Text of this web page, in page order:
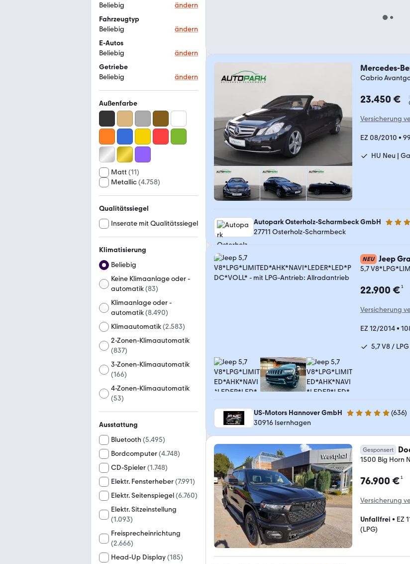
Beliebig
ändern
Fahrzeugtyp
Beliebig
ändern
E-Autos
Beliebig
ändern
Getriebe
Beliebig
ändern
Außenfarbe
Matt (11)
Metallic(4.758)
Qualitätssiegel
Inserate mit Qualitätssiegel
Klimatisierung
Beliebig
Keine Klimaanlage oder -
automatik(83)
Klimaanlage oder -
automatik(8.490)
Klimaautomatik(2.583)
2-Zonen-Klimaautomatik
(837)
3-Zonen-Klimaautomatik
(166)
4-Zonen-Klimaautomatik
(53)
Ausstattung
Bluetooth (5.495)
Bordcomputer(4.748)
CD-Spieler(1.748)
Elektr. Fensterheber(7.991)
Elektr. Seitenspiegel(6.760)
Elektr. Sitzeinstellung
(1.093)
Freisprecheinrichtung
(2.666)
Head-Up Display(185)
Mercedes-
Cabrio
23.450 €
Versicherung
EZ 08/2010 •
HU Neu |
Autopark Osterholz-Scharmbeck GmbH 4.9
27711 Osterholz-Scharmbeck
NEU Jeep
5,7
22.900 €¹
Versicherung
EZ 12/2014•
5,7 V8 / LPG
US-Motors Hannover GmbH 4.8 Sterne (636)
30916 Isernhagen
Gesponsert
1500 Big Horn
76.900 €¹
Versicherung
Unfallfrei • EZ
(LPG)